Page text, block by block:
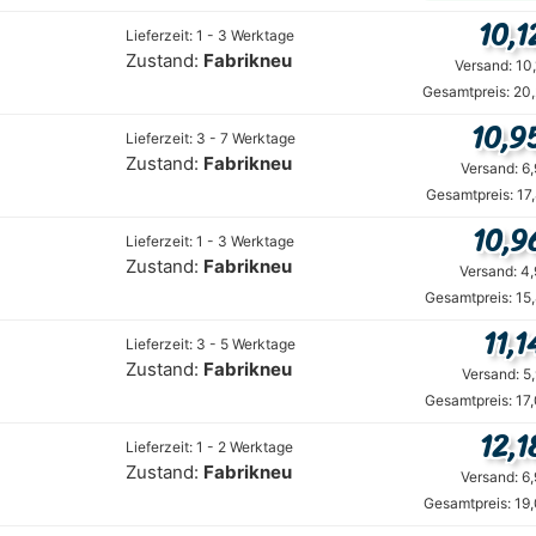
Lieferzeit: 1 - 3 Werktage
Zustand: Fabrikneu
Versand:
Gesamtpreis:
Lieferzeit: 3 - 7 Werktage
Zustand: Fabrikneu
Versand:
Gesamtpreis:
Lieferzeit: 1 - 3 Werktage
Zustand: Fabrikneu
Versand:
Gesamtpreis:
Lieferzeit: 3 - 5 Werktage
Zustand: Fabrikneu
Versand:
Gesamtpreis:
Lieferzeit: 1 - 2 Werktage
Zustand: Fabrikneu
Versand:
Gesamtpreis: